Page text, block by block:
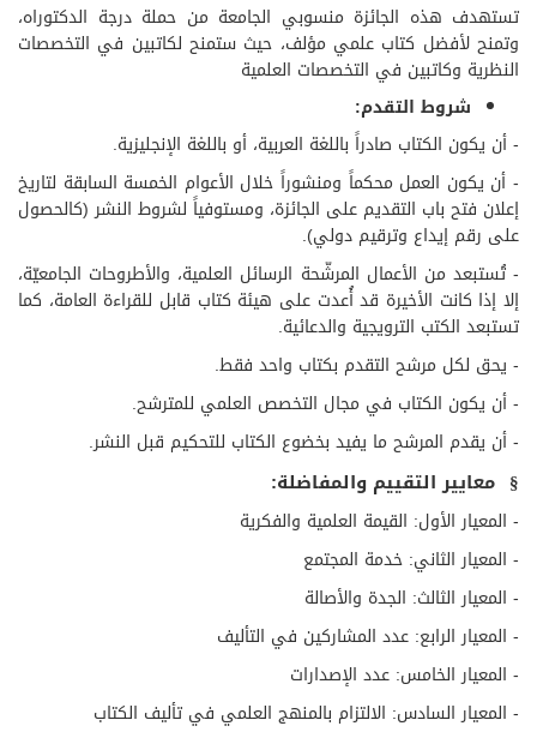
تستهدف هذه الجائزة منسوبي الجامعة من حملة درجة الدكتوراه،
وتمنح لأفضل كتاب علمي مؤلف، حيث ستمنح لكاتبين في التخصصات
النظرية وكاتبين في التخصصات العلمية
شروط التقدم:
- أن يكون الكتاب صادراً باللغة العربية، أو باللغة الإنجليزية.
- أن يكون العمل محكماً ومنشوراً خلال الأعوام الخمسة السابقة لتاريخ
إعلان فتح باب التقديم على الجائزة، ومستوفياً لشروط النشر (كالحصول
على رقم إيداع وترقيم دولي).
- تُستبعد من الأعمال المرشّحة الرسائل العلمية، والأطروحات الجامعيّة،
إلا إذا كانت الأخيرة قد أُعدت على هيئة كتاب قابل للقراءة العامة، كما
تستبعد الكتب الترويجية والدعائية.
- يحق لكل مرشح التقدم بكتاب واحد فقط.
- أن يكون الكتاب في مجال التخصص العلمي للمترشح.
- أن يقدم المرشح ما يفيد بخضوع الكتاب للتحكيم قبل النشر.
§ معايير التقييم والمفاضلة:
- المعيار الأول: القيمة العلمية والفكرية
- المعيار الثاني: خدمة المجتمع
- المعيار الثالث: الجدة والأصالة
- المعيار الرابع: عدد المشاركين في التأليف
- المعيار الخامس: عدد الإصدارات
- المعيار السادس: الالتزام بالمنهج العلمي في تأليف الكتاب